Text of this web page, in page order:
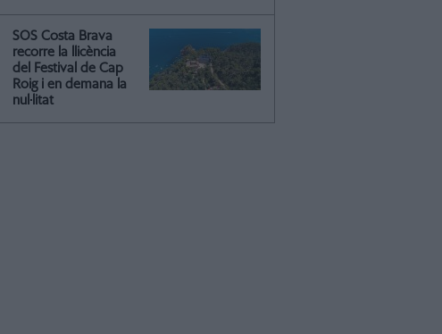
SOS Costa Brava
recorre la llicència
del Festival de Cap
Roig i en demana la
nul·litat